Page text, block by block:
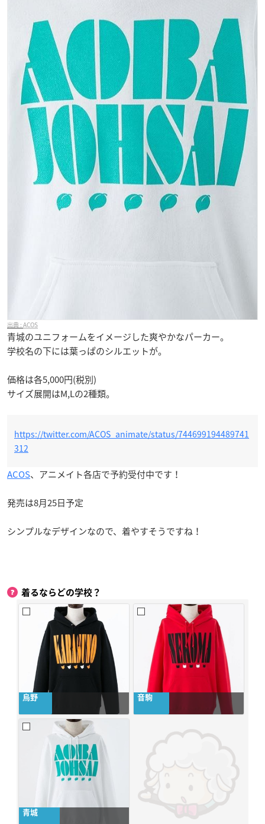
ACOS
青城のユニフォームをイメージした爽やかなパーカー。
学校名の下には葉っぱのシルエットが。
価格は各5,000円(税別)
サイズ展開はM,Lの2種類。
https://twitter.com/ACOS_animate/status/744699194489741
312
ACOS、アニメイト各店で予約受付中です！
発売は8月25日予定
シンプルなデザインなので、着やすそうですね！
着るならどの学校？
烏野 音駒
青城